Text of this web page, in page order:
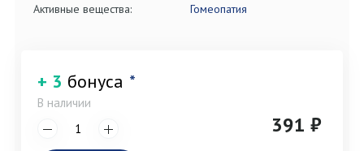
Активные вещества: Гомеопатия
+ 3 бонуса *
В наличии
391 ₽